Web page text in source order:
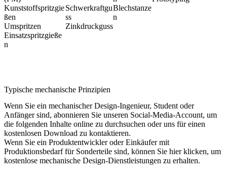
Kunststoffspritzgie
ßen
Schwerkraftgu
ss
Blechstanze
n
Umspritzen
Zinkdruckguss
Einsatzspritzgieße
n
Typische mechanische Prinzipien
Wenn Sie ein mechanischer Design-Ingenieur, Student oder
Anfänger sind, abonnieren Sie unseren Social-Media-Account, um
die folgenden Inhalte online zu durchsuchen oderuns für einen
kostenlosen Download zu kontaktieren.
Wenn Sie ein Produktentwickler oder Einkäufer mit
Produktionsbedarf für Sonderteile sind, können Sie hier klicken, um
kostenlose mechanische Design-Dienstleistungen zu erhalten.